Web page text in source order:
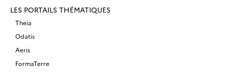
LES PORTAILS THÉMATIQUES
Theia
Odatis
Aeris
FormaTerre